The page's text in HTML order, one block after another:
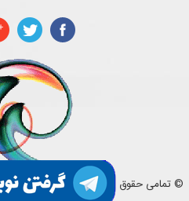
دیسک کمر
© تمامی حقوق این وب سایت متعلق به